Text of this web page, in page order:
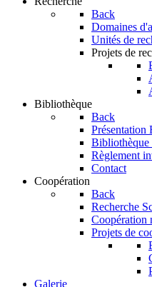
Back
Domaines
Unités de
Projets de
Bibliothèque
Back
Présentation
Règlement
Contact
Coopération
Back
Recherche
Coopération
Projets de
Galerie